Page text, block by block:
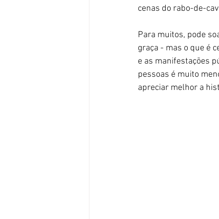
cenas do rabo-de-
Para muitos, pode
graça - mas o que é
e as manifestações
pessoas é muito
apreciar melhor a